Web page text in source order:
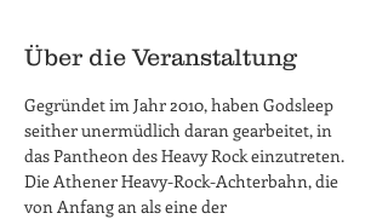
Über die Veranstaltung
Gegründet im Jahr 2010, haben Godsleep
seither unermüdlich daran gearbeitet, in
das Pantheon des Heavy Rock einzutreten.
Die Athener Heavy-Rock-Achterbahn, die
von Anfang an als eine der